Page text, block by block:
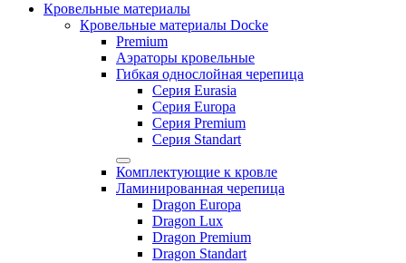
Кровельные материалы
Кровельные материалы Docke
Premium
Аэраторы кровельные
Гибкая однослойная черепица
Серия Eurasia
Серия Europa
Серия Premium
Серия Standart
Комплектующие к кровле
Ламинированная черепица
Dragon Europa
Dragon Lux
Dragon Premium
Dragon Standart